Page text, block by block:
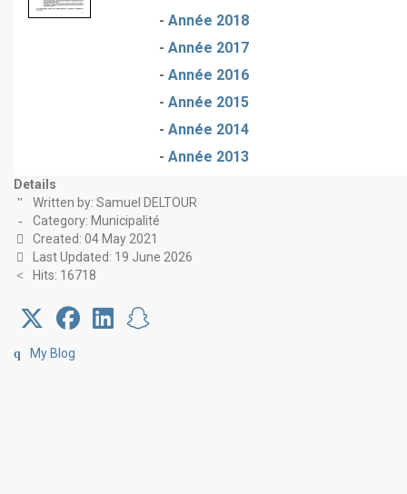
- Année 2018
- Année 2017
- Année 2016
- Année 2015
- Année 2014
- Année 2013
Details
Written by: Samuel DELTOUR
Category: Municipalité
Created: 04 May 2021
Last Updated: 19 June 2026
Hits: 16718
My Blog